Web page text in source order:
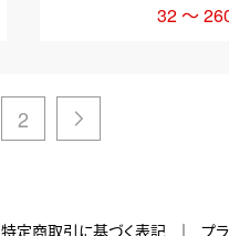
32 ～
2 ＞
特定商取引に基づく表記 プ